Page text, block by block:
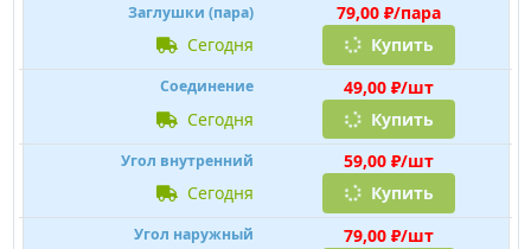
Заглушки (пара)
79,00 ₽/пара
сегодня
Купить
Соединение
49,00 ₽/шт
сегодня
Купить
Угол внутренний
59,00 ₽/шт
сегодня
Купить
Угол наружный
79,00 ₽/шт